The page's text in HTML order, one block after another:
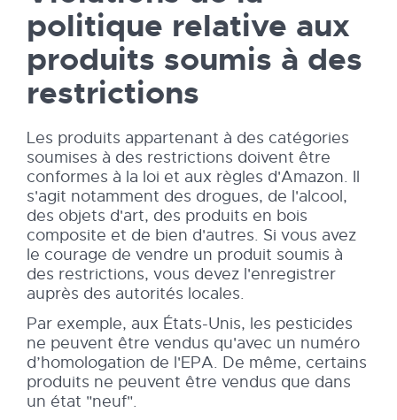
politique relative aux
produits soumis à des
restrictions
Les produits appartenant à des catégories
soumises à des restrictions doivent être
conformes à la loi et aux règles d'Amazon. Il
s'agit notamment des drogues, de l'alcool,
des objets d'art, des produits en bois
composite et de bien d'autres. Si vous avez
le courage de vendre un produit soumis à
des restrictions, vous devez l'enregistrer
auprès des autorités locales.
Par exemple, aux États-Unis, les pesticides
ne peuvent être vendus qu'avec un numéro
d’homologation de l'EPA. De même, certains
produits ne peuvent être vendus que dans
un état "neuf".